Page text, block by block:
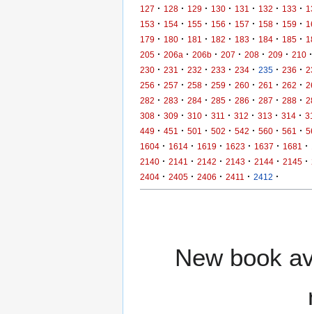
127 · 128 · 129 · 130 · 131 · 132 · 133 ·
153 · 154 · 155 · 156 · 157 · 158 · 159 ·
179 · 180 · 181 · 182 · 183 · 184 · 185 ·
205 · 206a · 206b · 207 · 208 · 209 · 210 ·
230 · 231 · 232 · 233 · 234 · 235 · 236 ·
256 · 257 · 258 · 259 · 260 · 261 · 262 ·
282 · 283 · 284 · 285 · 286 · 287 · 288 ·
308 · 309 · 310 · 311 · 312 · 313 · 314 ·
449 · 451 · 501 · 502 · 542 · 560 · 561 ·
1604 · 1614 · 1619 · 1623 · 1637 · 1681 ·
2140 · 2141 · 2142 · 2143 · 2144 · 2145 ·
2404 · 2405 · 2406 · 2411 · 2412 ·
New book